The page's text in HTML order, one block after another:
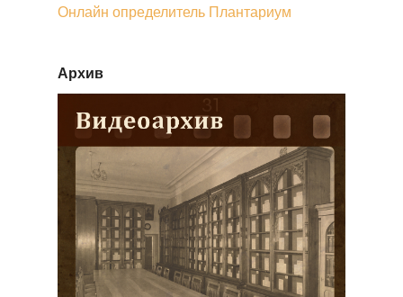
Онлайн определитель Плантариум
Архив